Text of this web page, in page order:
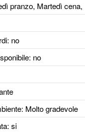
pranzo, Martedì cena,
: no
: no
: Molto gradevole
: si